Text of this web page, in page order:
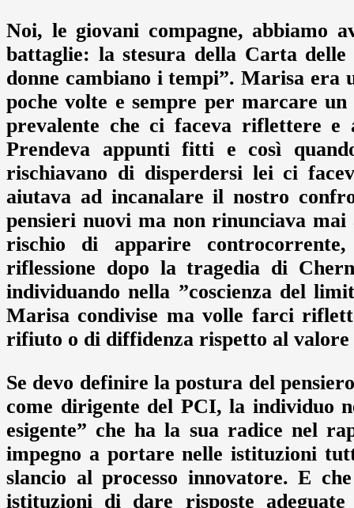
Noi, le giovani compagne, abbiamo
battaglie: la stesura della Carta delle
donne cambiano i tempi”. Marisa era
poche volte e sempre per marcare
prevalente che ci faceva riflettere e
Prendeva appunti fitti e così
rischiavano di disperdersi lei ci
aiutava ad incanalare il nostro
pensieri nuovi ma non rinunciava
rischio di apparire controcorrente,
riflessione dopo la tragedia di
individuando nella ”coscienza del
Marisa condivise ma volle farci
rifiuto o di diffidenza rispetto al
Se devo definire la postura del
come dirigente del PCI, la individuo
esigente” che ha la sua radice nel
impegno a portare nelle istituzioni
slancio al processo innovatore. E
istituzioni di dare risposte